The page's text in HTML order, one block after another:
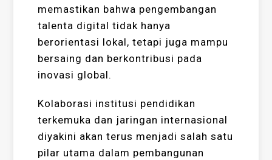
memastikan bahwa pengembangan
talenta digital tidak hanya
berorientasi lokal, tetapi juga mampu
bersaing dan berkontribusi pada
inovasi global.
Kolaborasi institusi pendidikan
terkemuka dan jaringan internasional
diyakini akan terus menjadi salah satu
pilar utama dalam pembangunan